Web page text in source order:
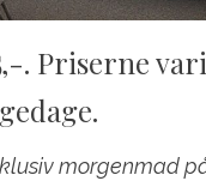
,-. Priserne
morgenmad